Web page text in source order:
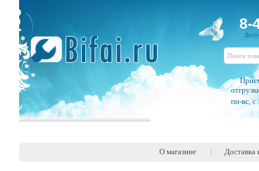
8-
пн-вс, c
О магазине Доставка